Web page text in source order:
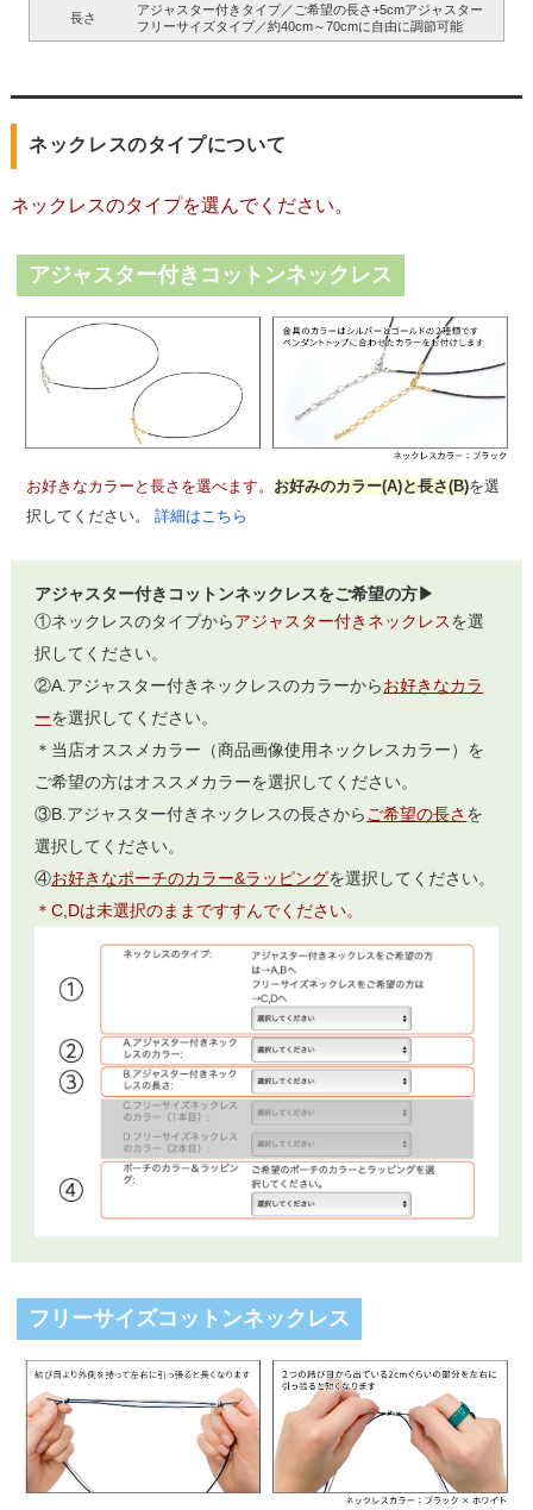
長さ
アジャスター付きタイプ／ご希望の長さ+5cmアジャスター
フリーサイズタイプ／約40cm～70cmに自由に調節可能
ネックレスのタイプについて
ネックレスのタイプを選んでください。
アジャスター付きコットンネックレス
お好きなカラーと長さを選べます。 お好みのカラー(A)と長さ(B)を選
択してください。 詳細はこちら
アジャスター付きコットンネックレスをご希望の方▶
①ネックレスのタイプから アジャスター付きネックレス を選
択してください。
②A.アジャスター付きネックレスのカラーから お好きなカラ
ーを選択してください。
＊当店オススメカラー（商品画像使用ネックレスカラー）を
ご希望の方はオススメカラーを選択してください。
③B.アジャスター付きネックレスの長さから ご希望の長さ を
選択してください。
④お好きなポーチのカラー&ラッピングを選択してください。
＊C,Dは未選択のままですすんでください。
フリーサイズコットンネックレス